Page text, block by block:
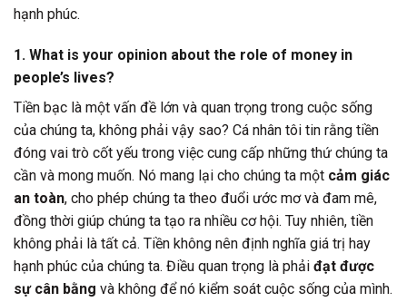
hạnh phúc.
1. What is your opinion about the role of money in
people’s lives?
Tiền bạc là một vấn đề lớn và quan trọng trong cuộc sống
của chúng ta, không phải vậy sao? Cá nhân tôi tin rằng tiền
đóng vai trò cốt yếu trong việc cung cấp những thứ chúng ta
cần và mong muốn. Nó mang lại cho chúng ta một cảm giác
an toàn, cho phép chúng ta theo đuổi ước mơ và đam mê,
đồng thời giúp chúng ta tạo ra nhiều cơ hội. Tuy nhiên, tiền
không phải là tất cả. Tiền không nên định nghĩa giá trị hay
hạnh phúc của chúng ta. Điều quan trọng là phải đạt được
sự cân bằng và không để nó kiểm soát cuộc sống của mình.